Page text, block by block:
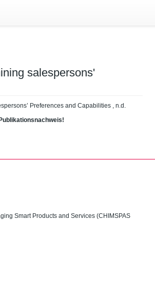
salespersons'
Preferences and Capabilities , n.d.
Smart Products and Services (CHIMSPAS